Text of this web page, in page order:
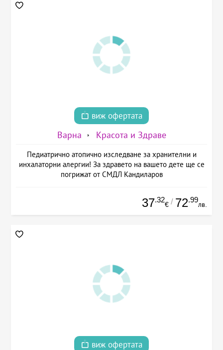
виж офертата
Варна Красота и Здраве
Педиатрично атопично изследване за хранителни и
инхалаторни алергии! За здравето на вашето дете ще се
погрижат от СМДЛ Кандиларов
37.32
€ / 72.99
лв.
виж офертата